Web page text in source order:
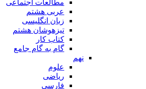
مطالعات اجتماعی
عربی هشتم
زبان انگلیسی
تیزهوشان هشتم
کتاب کار
گام به گام جامع
نهم
علوم
ریاضی
فارسی